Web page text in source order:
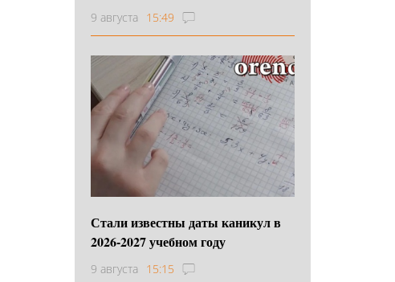
9 августа 15:49
Стали известны даты каникул в
2026-2027 учебном году
9 августа 15:15